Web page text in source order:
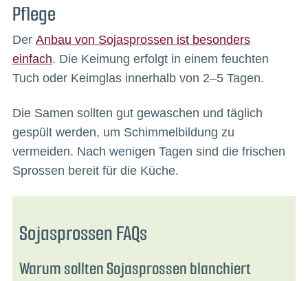
Pflege
Der Anbau von Sojasprossen ist besonders
einfach. Die Keimung erfolgt in einem feuchten
Tuch oder Keimglas innerhalb von 2–5 Tagen.
Die Samen sollten gut gewaschen und täglich
gespült werden, um Schimmelbildung zu
vermeiden. Nach wenigen Tagen sind die frischen
Sprossen bereit für die Küche.
Sojasprossen FAQs
Warum sollten Sojasprossen blanchiert